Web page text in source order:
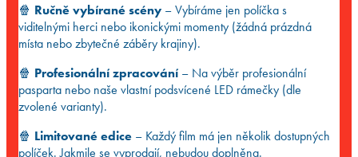
🍿 Ručně vybírané scény – Vybíráme jen políčka s
viditelnými herci nebo ikonickými momenty (žádná prázdná
místa nebo zbytečné záběry krajiny).
🍿 Profesionální zpracování – Na výběr profesionální
pasparta nebo naše vlastní podsvícené LED rámečky (dle
zvolené varianty).
🍿 Limitované edice – Každý film má jen několik dostupných
políček. Jakmile se vyprodají, nebudou doplněna.